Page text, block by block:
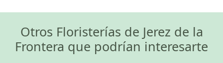
Otros Floristerías de Jerez de la
Frontera que podrían interesarte